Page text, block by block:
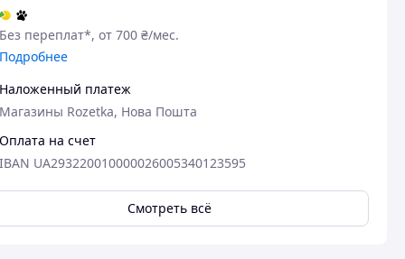
Без переплат*, от 700 ₴/мес.
Подробнее
Наложенный платеж
Магазины Rozetka, Нова Пошта
Оплата на счет
IBAN UA293220010000026005340123595
Смотреть всё